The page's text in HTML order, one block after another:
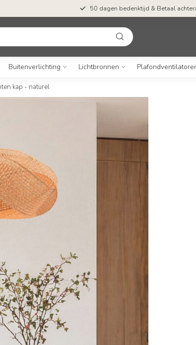
50 dagen bedenktijd & Betaal
Buitenverlichting Lichtbronnen
kap - naturel